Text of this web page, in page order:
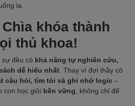
lạ.
khóa thành
thủ khoa!
sự đều có khả năng tự nghiên cứu,
dễ hiểu nhất . Thay vì đợi thầy cô
câu hỏi, tìm tòi và ghi nhớ logic –
con học giỏi bền vững , không chỉ để